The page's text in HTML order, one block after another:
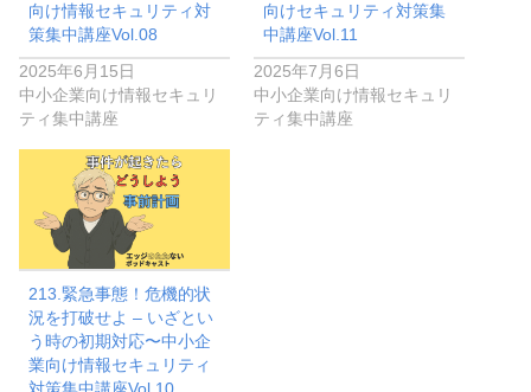
向け情報セキュリティ対
策集中講座Vol.08
2025年6月15日
中小企業向け情報セキュリ
ティ集中講座
向けセキュリティ対策集
中講座Vol.11
2025年7月6日
中小企業向け情報セキュリ
ティ集中講座
213.緊急事態！危機的状
況を打破せよ – いざとい
う時の初期対応〜中小企
業向け情報セキュリティ
対策集中講座Vol.10